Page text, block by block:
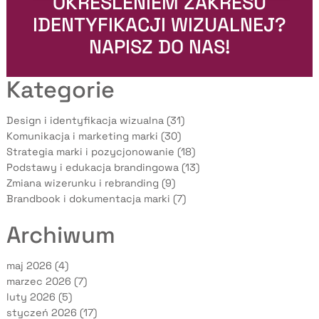
IDENTYFIKACJI WIZUALNEJ?
NAPISZ DO NAS!
Kategorie
Design i identyfikacja wizualna (31)
Komunikacja i marketing marki (30)
Strategia marki i pozycjonowanie (18)
Podstawy i edukacja brandingowa (13)
Zmiana wizerunku i rebranding (9)
Brandbook i dokumentacja marki (7)
Archiwum
maj 2026 (4)
marzec 2026 (7)
luty 2026 (5)
styczeń 2026 (17)